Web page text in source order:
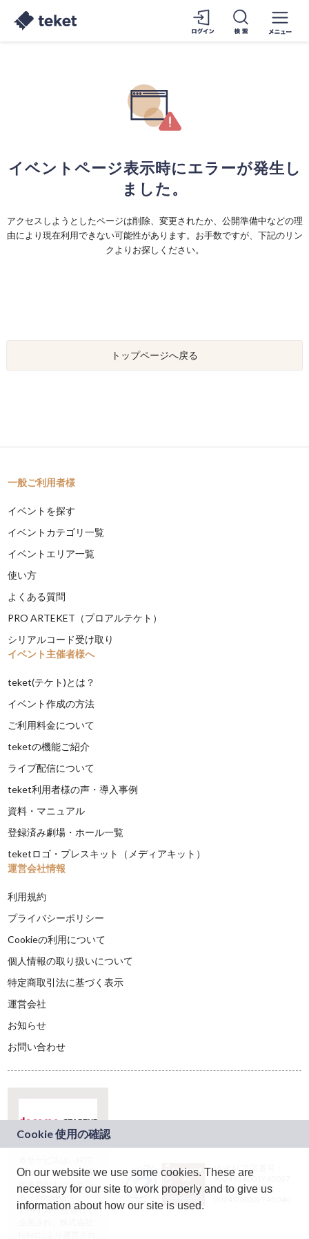
イベントページ表示時にエラーが発生し
ました。
アクセスしようとしたページは削除、変更されたか、公開準備中などの理
由により現在利用できない可能性があります。お手数ですが、下記のリン
クよりお探しください。
トップページへ戻る
一般ご利用者様
イベントを探す
イベントカテゴリ一覧
イベントエリア一覧
使い方
よくある質問
PRO ARTEKET（プロアルテケト）
シリアルコード受け取り
イベント主催者様へ
teket(テケト)とは？
イベント作成の方法
ご利用料金について
teketの機能ご紹介
ライブ配信について
teket利用者様の声・導入事例
資料・マニュアル
登録済み劇場・ホール一覧
teketロゴ・プレスキット（メディアキット）
運営会社情報
利用規約
プライバシーポリシー
Cookieの利用について
個人情報の取り扱いについて
特定商取引法に基づく表示
運営会社
お知らせ
お問い合わせ
ドコモグループの新
規事業創出プログラ
ム「docomo
STARTUP」を通じて
JASRAC許諾番号：
9024936001Y45037
JASRAC許諾番号：
On our website we use some cookies. These are
necessary for our site to work properly and to give us
information about how our site is used.